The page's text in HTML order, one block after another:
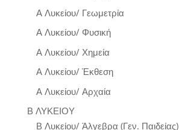
Α Λυκείου/ Γεωμετρία
Α Λυκείου/ Φυσική
Α Λυκείου/ Χημεία
Α Λυκείου/ Έκθεση
Α Λυκείου/ Αρχαία
Β ΛΥΚΕΙΟΥ
Β Λυκείου/ Άλγεβρα (Γεν. Παιδείας)